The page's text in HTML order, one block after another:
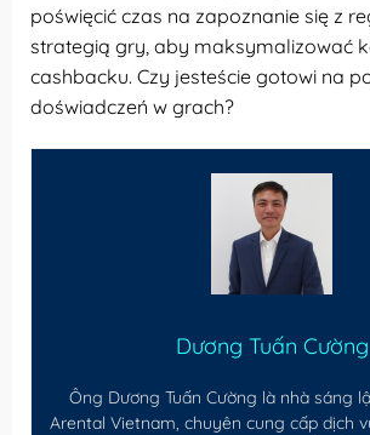
poświęcić czas na zapoznanie się z
strategią gry, aby maksymalizować
cashbacku. Czy jesteście gotowi na
doświadczeń w grach?
Dương Tuấn Cường
Ông Dương Tuấn Cường là nhà sáng
Arental Vietnam, chuyên cung cấp dịch